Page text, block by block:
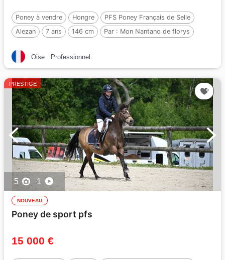
Poney à vendre Hongre
PFS Poney Français de Selle
Alezan
7 ans 146 cm Par : Mon Nantano de florys
Oise Professionnel
PRESTIGE
5 1
NOUVEAU
Poney de sport pfs
15 000 €